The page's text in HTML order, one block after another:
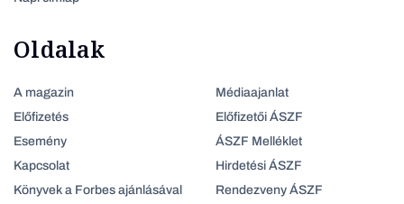
Oldalak
A magazin
Előfizetés
Esemény
Kapcsolat
Könyvek a Forbes ajánlásával
Médiaajanlat
Előfizetői ÁSZF
ÁSZF Melléklet
Hirdetési ÁSZF
Rendezveny ÁSZF